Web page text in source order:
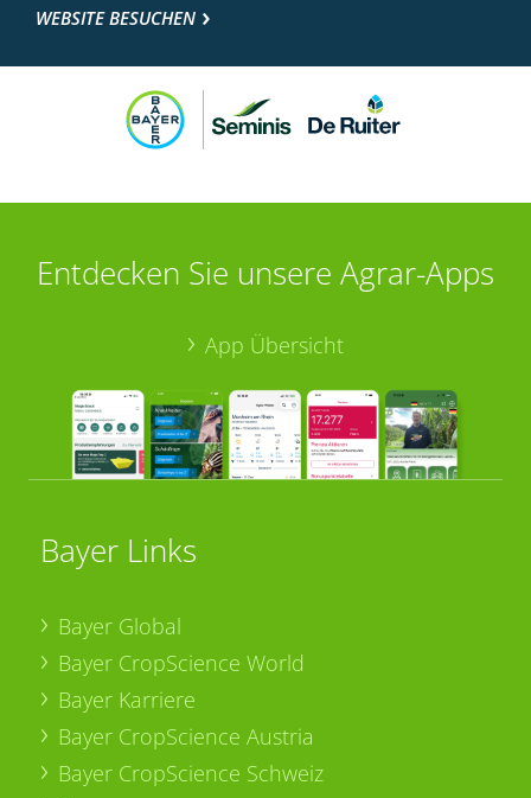
WEBSITE BESUCHEN
Entdecken Sie unsere Agrar-Apps
App Übersicht
Bayer Links
Bayer Global
Bayer CropScience World
Bayer Karriere
Bayer CropScience Austria
Bayer CropScience Schweiz